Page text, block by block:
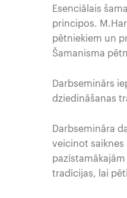
Esenciālais
principos.
pētniekiem un
Šamanisma
Darbseminārs
dziedināšanas
Darbsemināra
veicinot saiknes
tradīcijas, lai